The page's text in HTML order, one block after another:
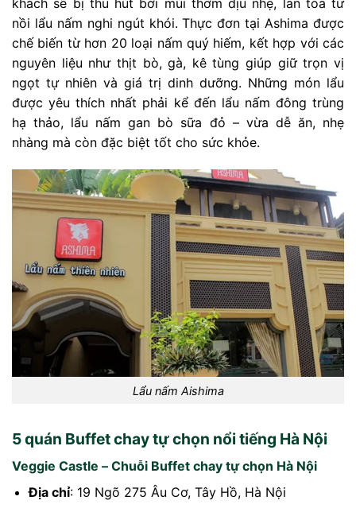
nồi lẩu nấm nghi ngút khói. Thực đơn tại Ashima được
chế biến từ hơn 20 loại nấm quý hiếm, kết hợp với các
nguyên liệu như thịt bò, gà, kê tùng giúp giữ trọn vị
ngọt tự nhiên và giá trị dinh dưỡng. Những món lẩu
được yêu thích nhất phải kể đến lẩu nấm đông trùng
hạ thảo, lẩu nấm gan bò sữa đỏ – vừa dễ ăn, nhẹ
nhàng mà còn đặc biệt tốt cho sức khỏe.
Lẩu nấm Aishima
5 quán Buffet chay tự chọn nổi tiếng Hà Nội
Veggie Castle – Chuỗi Buffet chay tự chọn Hà Nội
Địa chỉ: 19 Ngõ 275 Âu Cơ, Tây Hồ, Hà Nội